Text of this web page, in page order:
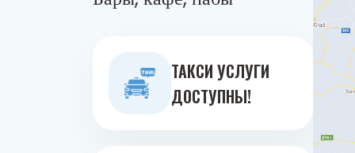
ТАКСИ УСЛУГИ
ДОСТУПНЫ!